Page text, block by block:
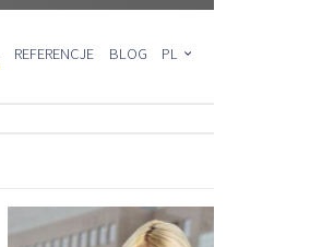
REFERENCJE BLOG
PL